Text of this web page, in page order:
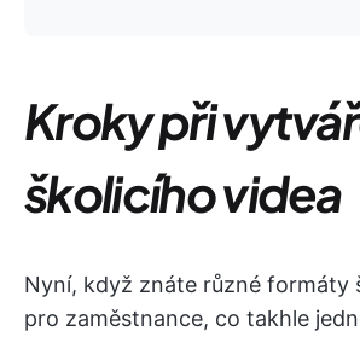
Kroky při
školicího videa
Nyní, když znáte různé formáty
pro zaměstnance, co takhle